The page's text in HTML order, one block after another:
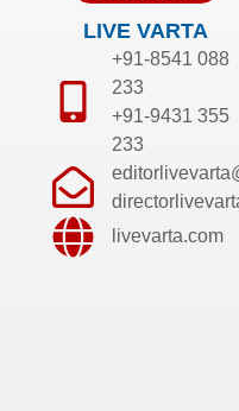
LIVE VARTA
+91-8541 088
233
+91-9431 355
233
livevarta.com